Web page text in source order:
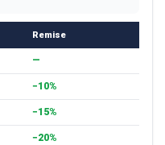
Remise
—
−10%
−15%
−20%